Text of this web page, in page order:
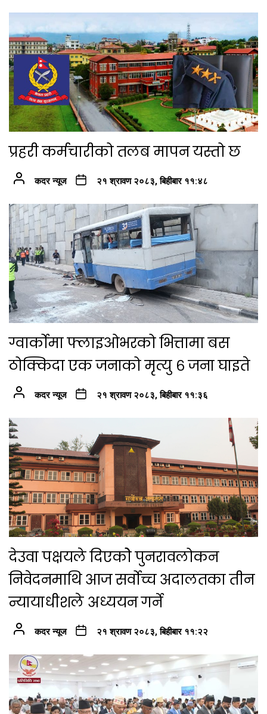
प्रहरी कर्मचारीको तलब मापन यस्तो छ
कदर न्यूज २१ श्रावण २०८३, बिहीबार ११:४८
ग्वार्कोमा फ्लाइओभरको भित्तामा बस
ठोक्किदा एक जनाको मृत्यु ६ जना घाइते
कदर न्यूज २१ श्रावण २०८३, बिहीबार ११:३६
देउवा पक्षयले दिएकोे पुनरावलोकन
निवेदनमाथि आज सर्वोच्च अदालतका तीन
न्यायाधीशले अध्ययन गर्ने
कदर न्यूज २१ श्रावण २०८३, बिहीबार ११:२२